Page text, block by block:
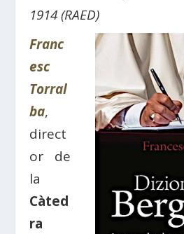
1914 (RAED)
Franc
esc
Torral
ba,
direct
or de
la
Càted
ra